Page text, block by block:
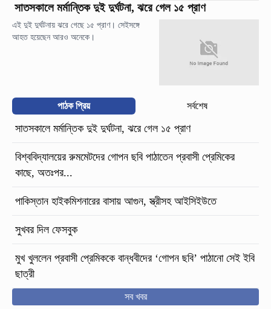
সাতসকালে মর্মান্তিক দুই দুর্ঘটনা, ঝরে গেল ১৫ প্রাণ
এই দুই দুর্ঘটনায় ঝরে গেছে ১৫ প্রাণ। সেইসঙ্গে
আহত হয়েছেন আরও অনেকে।
পাঠক প্রিয় সর্বশেষ
সাতসকালে মর্মান্তিক দুই দুর্ঘটনা, ঝরে গেল ১৫ প্রাণ
বিশ্ববিদ্যালয়ের রুমমেটদের গোপন ছবি পাঠাতেন প্রবাসী প্রেমিকের
কাছে, অতঃপর...
পাকিস্তান হাইকমিশনারের বাসায় আগুন, স্ত্রীসহ আইসিইউতে
সুখবর দিল ফেসবুক
মুখ খুললেন প্রবাসী প্রেমিককে বান্ধবীদের ‘গোপন ছবি’ পাঠানো সেই ইবি
ছাত্রী
সব খবর